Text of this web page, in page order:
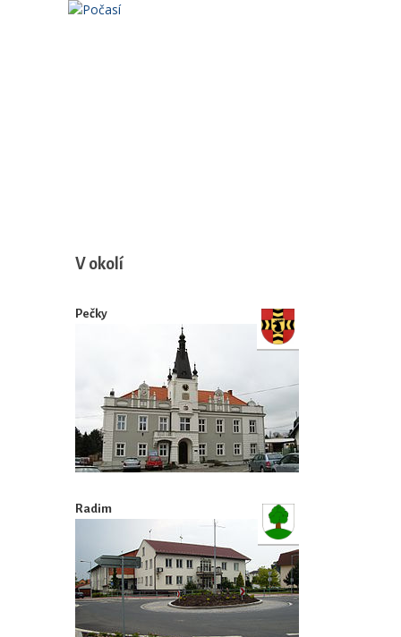
V okolí
Pečky
Radim